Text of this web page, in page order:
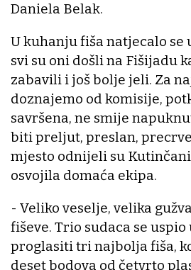
Daniela Belak.
U kuhanju fiša natjecalo se
svi su oni došli na Fišijadu
zabavili i još bolje jeli. Za
doznajemo od komisije,
savršena, ne smije
biti preljut, preslan,
mjesto odnijeli su
osvojila domaća ekipa.
- Veliko veselje, velika
fiševe. Trio sudaca se
proglasiti tri najbolja fiša,
deset bodova od četvrto